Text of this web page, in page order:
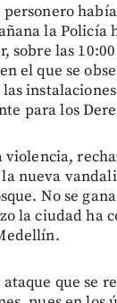
personero
la Policía
sobre las
el que se
para los
nueva
No se
la ciudad ha
que se